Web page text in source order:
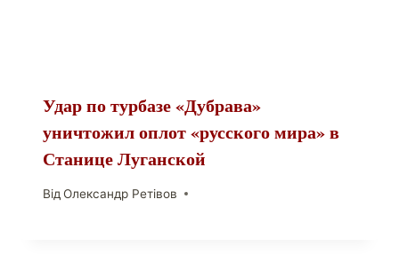
Удар по турбазе «Дубрава»
уничтожил оплот «русского мира» в
Станице Луганской
Від Олександр Ретівов